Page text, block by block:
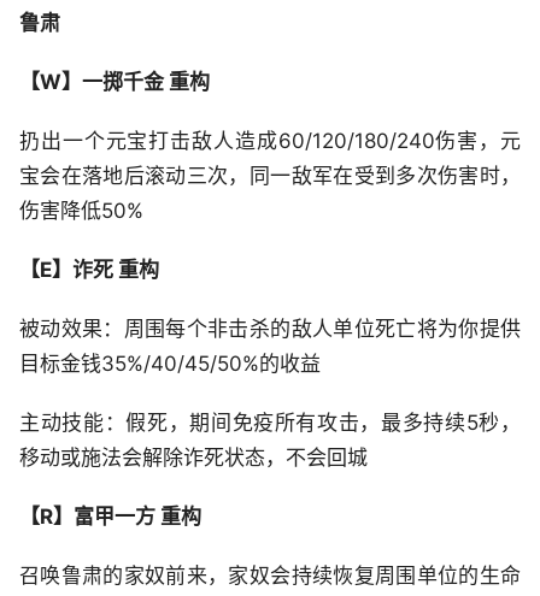
鲁肃
【W】一掷千金 重构
扔出一个元宝打击敌人造成60/120/180/240伤害，元
宝会在落地后滚动三次，同一敌军在受到多次伤害时，
伤害降低50%
【E】诈死 重构
被动效果：周围每个非击杀的敌人单位死亡将为你提供
目标金钱35%/40/45/50%的收益
主动技能：假死，期间免疫所有攻击，最多持续5秒，
移动或施法会解除诈死状态，不会回城
【R】富甲一方 重构
召唤鲁肃的家奴前来，家奴会持续恢复周围单位的生命